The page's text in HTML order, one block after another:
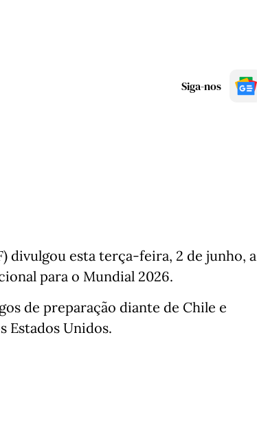
Siga-nos
divulgou esta terça-feira, 2 de junho, a
para o Mundial 2026.
de preparação diante de Chile e
Estados Unidos.